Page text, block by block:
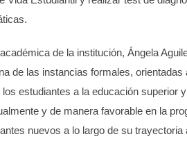
de la institución, Ángela
de las instancias formales, orientadas
estudiantes a la educación superior
y de manera favorable en la
nuevos a lo largo de su trayectoria